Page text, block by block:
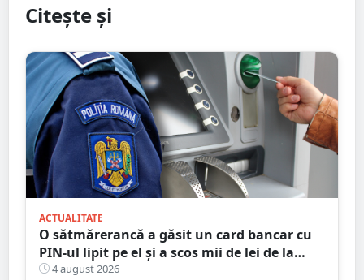
Citește și
ACTUALITATE
O sătmărerancă a găsit un card bancar cu
PIN-ul lipit pe el și a scos mii de lei de la
bancomat
4 august 2026